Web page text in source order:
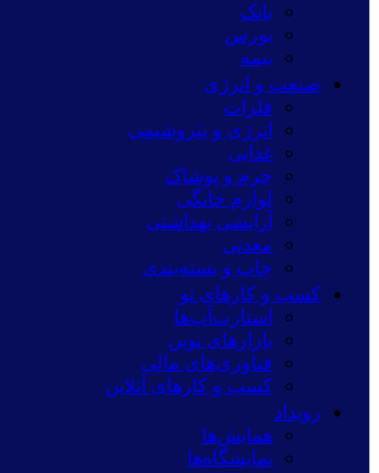
بانک
بورس
بیمه
صنعت و انرژی
فلزات
انرژی و پتروشیمی
غذایی
چرم و پوشاک
لوازم خانگی
آرایشی بهداشتی
معدنی
چاپ و بسته‌بندی
کسب و کارهای نو
استارت‌آپ‌ها
بازارهای نوین
فناوری‌های مالی
کسب و کارهای آنلاین
رویداد
همایش‌ها
نمایشگاه‌ها